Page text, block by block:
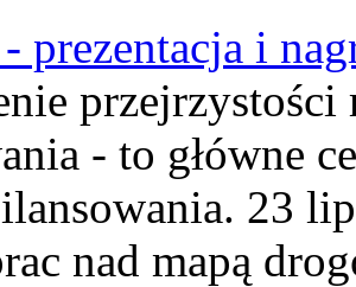
prezentacja i
- to główne
23
nad mapą